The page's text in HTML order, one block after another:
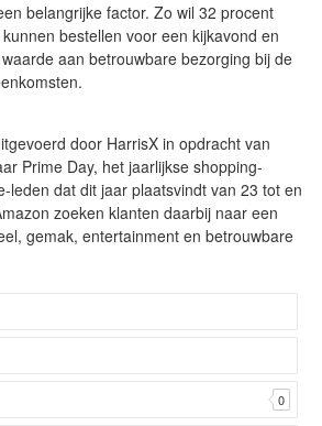
belangrijke factor. Zo wil 32 procent
bestellen voor een kijkavond en
aan betrouwbare bezorging bij de
door HarrisX in opdracht van
Prime Day, het jaarlijkse shopping-
leden dat dit jaar plaatsvindt van 23 tot en
zoeken klanten daarbij naar een
gemak, entertainment en betrouwbare
0